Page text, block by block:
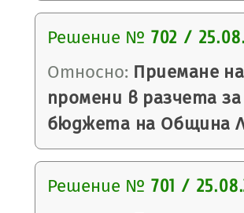
Решение № 702 /
Относно: Приемане
промени в разчета
бюджета на Община
Решение № 701 /